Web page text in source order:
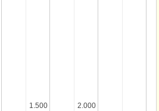
1.500
1.500 2.000
2.000